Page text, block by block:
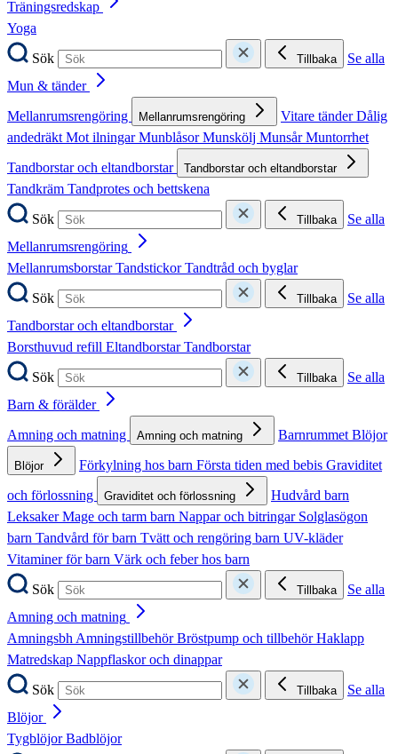
Träningsredskap
Yoga
Sök
Tillbaka
Se alla
Mun & tänder
Mellanrumsrengöring
Mellanrumsrengöring Vitare tänderDålig
andedräktMot ilningarMunblåsorMunskölj MunsårMuntorrhet
Tandborstar och eltandborstar
Tandborstar och eltandborstar
Tandkräm Tandprotes och bettskena
Sök
Tillbaka
Se alla
Mellanrumsrengöring
MellanrumsborstarTandstickorTandtråd och byglar
Sök
Tillbaka
Se alla
Tandborstar och eltandborstar
Borsthuvud refill EltandborstarTandborstar
Sök
Tillbaka
Se alla
Barn & förälder
Amning och matning
Amning och matning BarnrummetBlöjor
Blöjor Förkylning hos barn Första tiden med bebis Graviditet
och förlossning
Graviditet och förlossning
Hudvård barn
LeksakerMage och tarm barn Nappar och bitringar Solglasögon
barn Tandvård för barn Tvätt och rengöring barn UV-kläder
Vitaminer för barn Värk och feber hos barn
Sök
Tillbaka
Se alla
Amning och matning
AmningsbhAmningstillbehörBröstpump och tillbehörHaklapp
Matredskap Nappflaskor och dinappar
Sök
Tillbaka
Se alla
Blöjor
TygblöjorBadblöjor